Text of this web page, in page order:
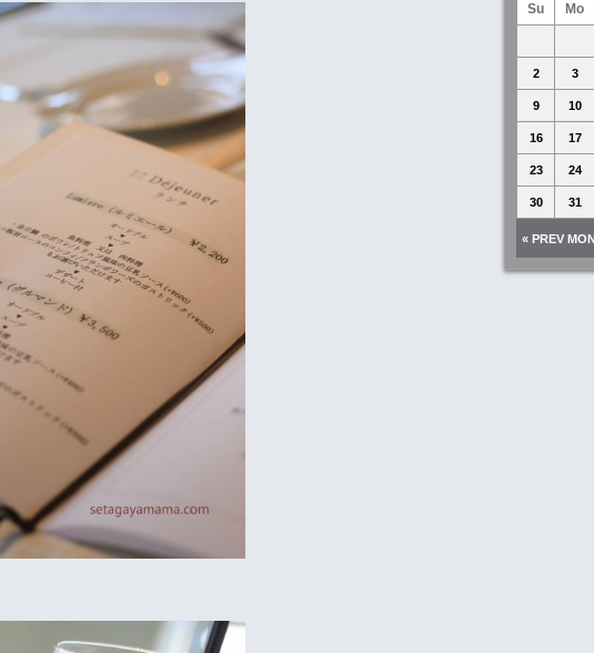
Su Mo
2 3
9 10
16 17
23 24
30 31
« PREV